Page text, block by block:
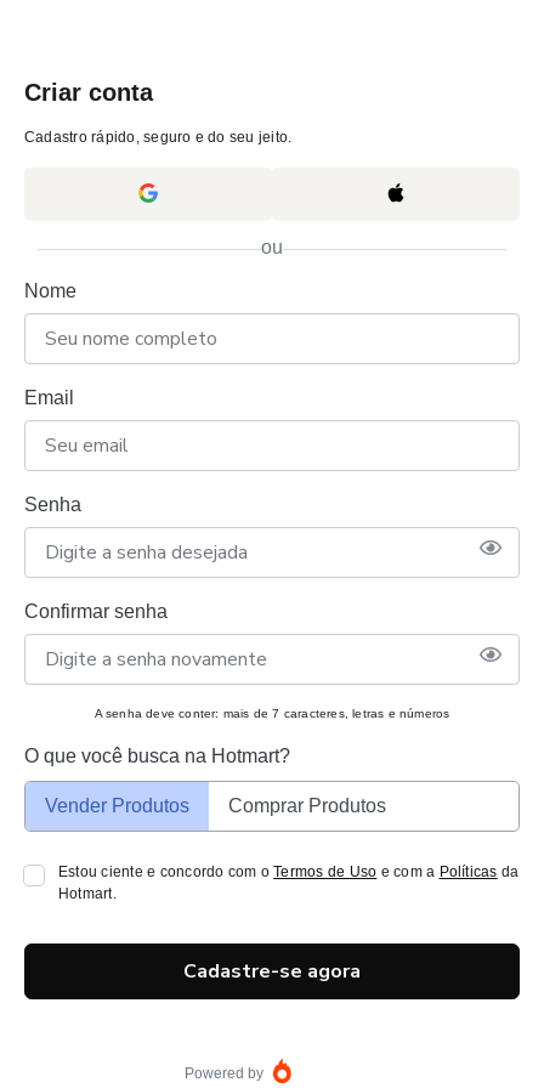
Criar conta
Cadastro rápido, seguro e do seu jeito.
ou
Nome
Email
Senha
Confirmar senha
A senha deve conter: mais de 7 caracteres, letras e números
O que você busca na Hotmart?
Vender Produtos Comprar Produtos
Estou ciente e concordo com oTermos de Uso e com a Políticas da
Hotmart.
Cadastre-se agora
Powered by